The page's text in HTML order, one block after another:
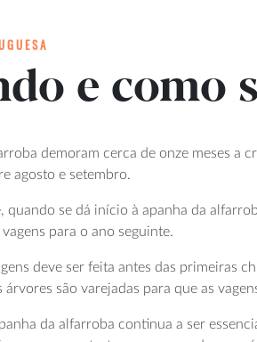
e como
demoram cerca de onze meses a
agosto e setembro.
quando se dá início à apanha da
para o ano seguinte.
deve ser feita antes das primeiras
árvores são varejadas para que as
da alfarroba continua a ser